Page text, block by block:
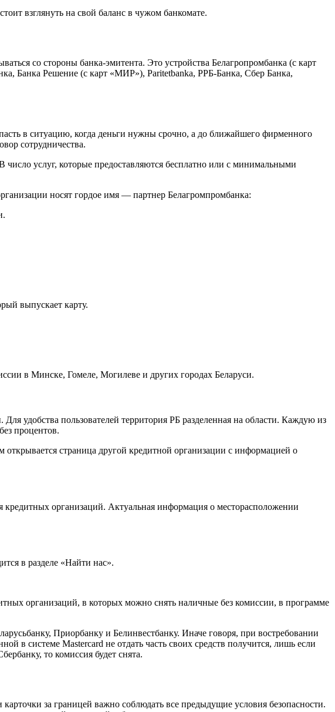
взглянуть на свой баланс в чужом банкомате.
со стороны банка-эмитента. Это устройства Белагропромбанка (с карт
Банка Решение (с карт «МИР»), Paritetbankа, РРБ-Банка, Сбер Банка,
в ситуацию, когда деньги нужны срочно, а до ближайшего фирменного
сотрудничества.
услуг, которые предоставляются бесплатно или с минимальными
носят гордое имя — партнер Белагромпромбанка:
выпускает карту.
в Минске, Гомеле, Могилеве и других городах Беларуси.
удобства пользователей территория РБ разделенная на области. Каждую из
процентов.
страница другой кредитной организации с информацией о
организаций. Актуальная информация о месторасположении
в разделе «Найти нас».
организаций, в которых можно снять наличные без комиссии, в программе
Приорбанку и Белинвестбанку. Иначе говоря, при востребовании
в системе Mastercard не отдать часть своих средств получится, лишь если
то комиссия будет снята.
за границей важно соблюдать все предыдущие условия безопасности.